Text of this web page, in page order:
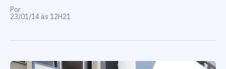
Por
23/01/14 às 12H21